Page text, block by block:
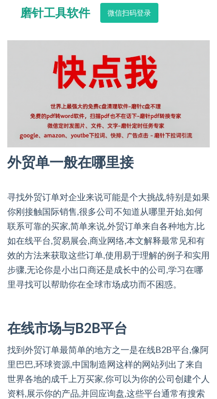
磨针工具软件 微信扫码登录
外贸单一般在哪里接
寻找外贸订单对企业来说可能是个大挑战,特别是如果
你刚接触国际销售,很多公司不知道从哪里开始,如何
联系可靠的买家,简单来说,外贸订单来自各种地方,比
如在线平台,贸易展会,商业网络,本文解释最常见和有
效的方法来获取这些订单,使用易于理解的例子和实用
步骤,无论你是小出口商还是成长中的公司,学习在哪
里寻找可以帮助你在全球市场成功而不困惑。
在线市场与B2B平台
找到外贸订单最简单的地方之一是在线B2B平台,像阿
里巴巴,环球资源,中国制造网这样的网站列出了来自
世界各地的成千上万买家,你可以为你的公司创建个人
资料,展示你的产品,并回应询盘,这些平台通常有搜索